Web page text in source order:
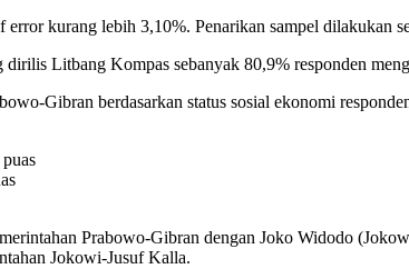
kurang lebih 3,10%. Penarikan sampel dilakukan
Litbang Kompas sebanyak 80,9% responden
Gibran berdasarkan status sosial ekonomi
Prabowo-Gibran dengan Joko Widodo
Jokowi-Jusuf Kalla.